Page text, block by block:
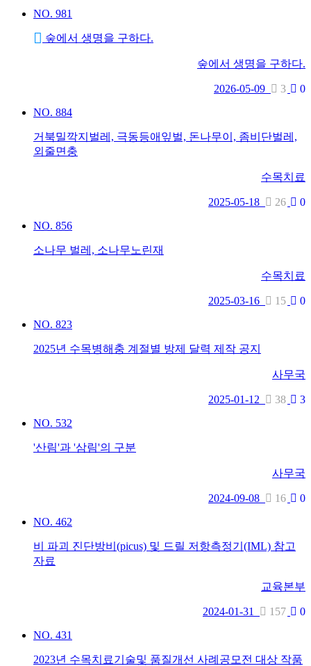
NO. 981
숲에서 생명을 구하다.
숲에서 생명을 구하다.
2026-05-09 3
0
NO. 884
거북밀깍지벌레, 극동등애잎벌, 돈나무이, 좀비단벌레,
외줄면충
수목치료
2025-05-18 26
0
NO. 856
소나무 벌레, 소나무노린재
수목치료
2025-03-16 15
0
NO. 823
2025년 수목병해충 계절별 방제 달력 제작 공지
사무국
2025-01-12 38
3
NO. 532
'산림'과 '삼림'의 구분
사무국
2024-09-08 16
0
NO. 462
비 파괴 진단방비(picus) 및 드릴 저항측정기(IML) 참고
자료
교육본부
2024-01-31 157
0
NO. 431
2023년 수목치료기술및 품질개선 사례공모전 대상 작품